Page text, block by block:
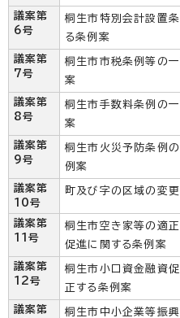
議案第
6号
桐生市特別会計設置
る条例案
議案第
7号
桐生市市税条例等の
案
議案第
8号
桐生市手数料条例の
案
議案第
9号
桐生市火災予防条例
例案
議案第
10号
町及び字の区域の変
議案第
11号
桐生市空き家等の適
促進に関する条例案
議案第
12号
桐生市小口資金融資
正する条例案
議案第
桐生市中小企業等振